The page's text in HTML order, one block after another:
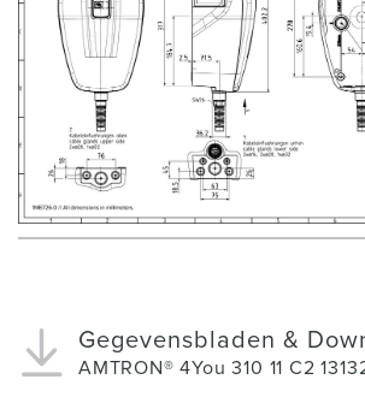
Gegevensbladen &
AMTRON® 4You 310 11 C2